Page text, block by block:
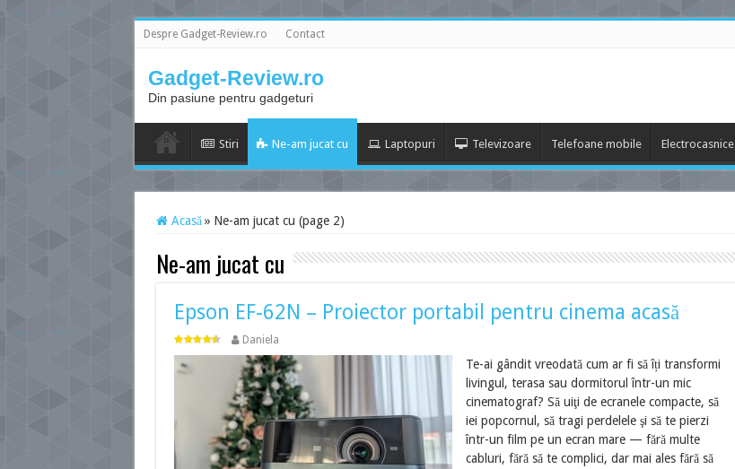
Despre Gadget-Review.ro Contact
Gadget-Review.ro
Din pasiune pentru gadgeturi
Stiri Ne-am jucat cu Laptopuri Televizoare Telefoane mobile Electrocasnice
Acasă » Ne-am jucat cu (page 2)
Ne-am jucat cu
Epson EF-62N – Proiector portabil pentru cinema acasă
Daniela
Te-ai gândit vreodată cum ar fi să îți transformi
livingul, terasa sau dormitorul într-un mic
cinematograf? Să uiţi de ecranele compacte, să
iei popcornul, să tragi perdelele şi să te pierzi
într-un film pe un ecran mare — fără multe
cabluri, fără să te complici, dar mai ales fără să